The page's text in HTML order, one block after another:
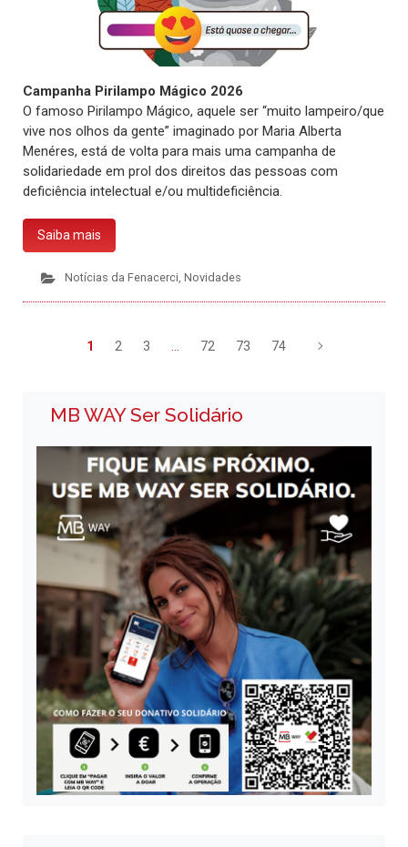
Campanha Pirilampo Mágico 2026
O famoso Pirilampo Mágico, aquele ser “muito lampeiro/que
vive nos olhos da gente” imaginado por Maria Alberta
Menéres, está de volta para mais uma campanha de
solidariedade em prol dos direitos das pessoas com
deficiência intelectual e/ou multideficiência.
Saiba mais
Notícias da Fenacerci, Novidades
1 2 3 … 72 73 74
MB WAY Ser Solidário